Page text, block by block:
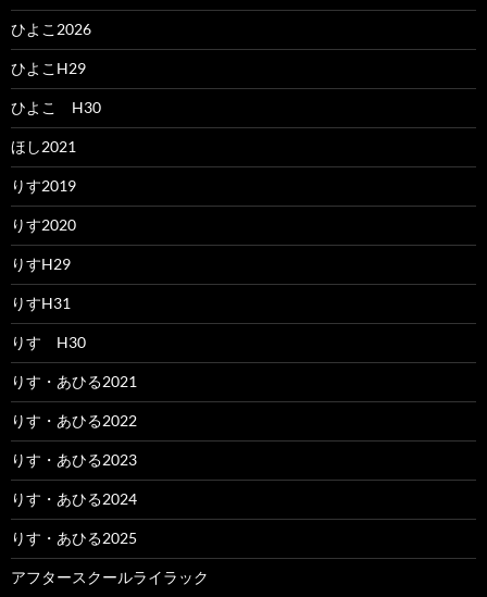
ひよこ2026
ひよこH29
ひよこ H30
ほし2021
りす2019
りす2020
りすH29
りすH31
りす H30
りす・あひる2021
りす・あひる2022
りす・あひる2023
りす・あひる2024
りす・あひる2025
アフタースクールライラック